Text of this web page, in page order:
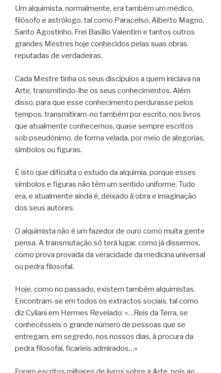
Um alquimista, normalmente, era também um médico,
filósofo e astrólogo, tal como Paracelso, Alberto Magno,
Santo Agostinho, Frei Basílio Valentim e tantos outros
grandes Mestres hoje conhecidos pelas suas obras
reputadas de verdadeiras.
Cada Mestre tinha os seus discípulos a quem iniciava na
Arte, transmitindo-lhe os seus conhecimentos. Além
disso, para que esse conhecimento perdurasse pelos
tempos, transmitiram-no também por escrito, nos livros
que atualmente conhecemos, quase sempre escritos
sob pseudônimo, de forma velada, por meio de alegorias,
símbolos ou figuras.
É isto que dificulta o estudo da alquimia, porque esses
símbolos e figuras não têm um sentido uniforme. Tudo
era, e atualmente ainda é, deixado à obra e imaginação
dos seus autores.
O alquimista não é um fazedor de ouro como muita gente
pensa. A transmutação só terá lugar, como já dissemos,
como prova provada da veracidade da medicina universal
ou pedra filosofal.
Hoje, como no passado, existem também alquimistas.
Encontram-se em todos os extractos sociais, tal como
diz Cyliani em Hermes Revelado: «…Reis da Terra, se
conhecêsseis o grande número de pessoas que se
entregam, em segredo, nos nossos dias, à procura da
pedra filosofal, ficaríeis admirados…»